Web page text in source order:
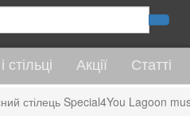
Акції Статті
стілець Special4You Lagoon